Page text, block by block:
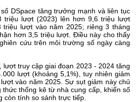
DSpace tăng trưởng mạnh và liên tục
triệu lượt (2023) lên hơn 9,6 triệu lượt
triệu lượt vào năm 2025; riêng 3 tháng
hơn 3,5 triệu lượt. Điều này cho thấy
cứu trên môi trường số ngày càng
lượt truy cập giai đoạn 2023 - 2024 tăng
lượt (khoảng 5,1%), tuy nhiên giảm
vào năm 2025. Sự sụt giảm này chủ
thống kê từ nhà cung cấp, khiến số
còn tính so sánh trực tiếp.